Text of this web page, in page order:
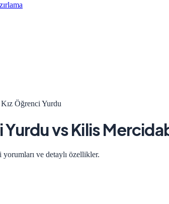
Öğrenci Yurdu
YurduvsKilis
ve detaylı özellikler.